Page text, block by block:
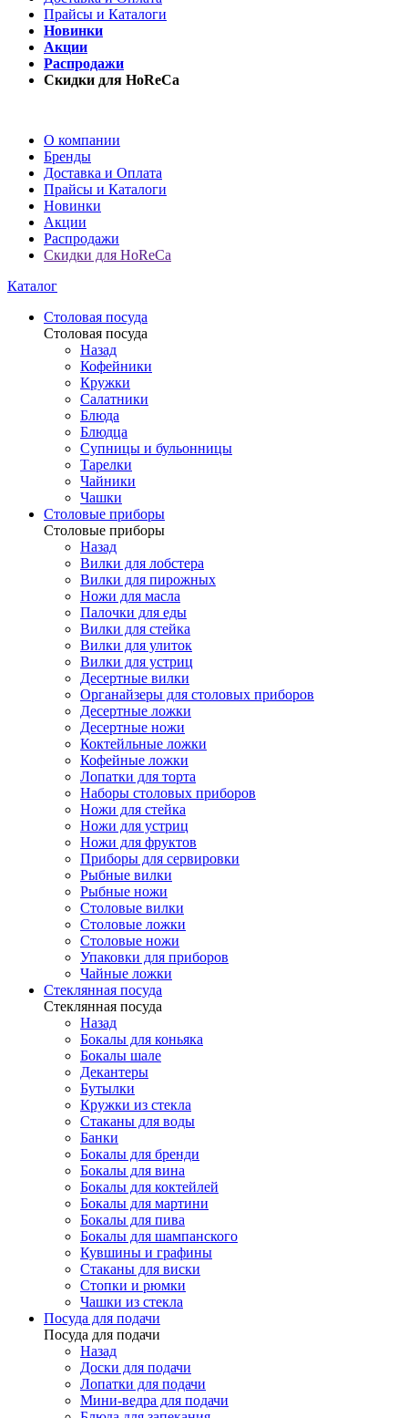
Прайсы и Каталоги
Новинки
Акции
Распродажи
Скидки для HoReCa
О компании
Бренды
Доставка и Оплата
Прайсы и Каталоги
Новинки
Акции
Распродажи
Скидки для HoReCa
Каталог
Столовая посуда
Столовая посуда
Назад
Кофейники
Кружки
Салатники
Блюда
Блюдца
Супницы и бульонницы
Тарелки
Чайники
Чашки
Cтоловые приборы
Cтоловые приборы
Назад
Вилки для лобстера
Вилки для пирожных
Ножи для масла
Палочки для еды
Вилки для стейка
Вилки для улиток
Вилки для устриц
Десертные вилки
Органайзеры для столовых приборов
Десертные ложки
Десертные ножи
Коктейльные ложки
Кофейные ложки
Лопатки для торта
Наборы столовых приборов
Ножи для стейка
Ножи для устриц
Ножи для фруктов
Приборы для сервировки
Рыбные вилки
Рыбные ножи
Столовые вилки
Столовые ложки
Столовые ножи
Упаковки для приборов
Чайные ложки
Стеклянная посуда
Стеклянная посуда
Назад
Бокалы для коньяка
Бокалы шале
Декантеры
Бутылки
Кружки из стекла
Стаканы для воды
Банки
Бокалы для бренди
Бокалы для вина
Бокалы для коктейлей
Бокалы для мартини
Бокалы для пива
Бокалы для шампанского
Кувшины и графины
Стаканы для виски
Стопки и рюмки
Чашки из стекла
Посуда для подачи
Посуда для подачи
Назад
Доски для подачи
Лопатки для подачи
Мини-ведра для подачи